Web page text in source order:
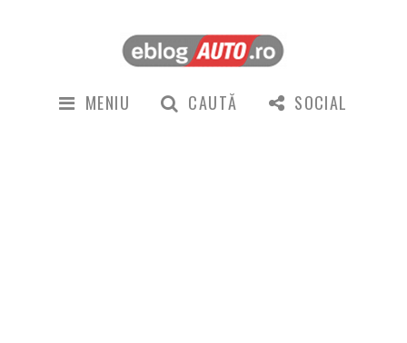
MENIU CAUTĂ SOCIAL